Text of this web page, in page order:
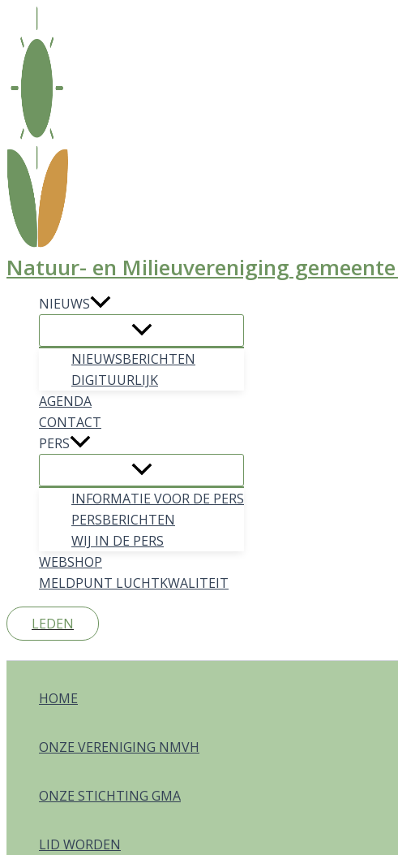
naar
inhoud
Natuur- en Milieuvereniging gemeente
NIEUWS
NIEUWSBERICHTEN
DIGITUURLIJK
AGENDA
CONTACT
PERS
INFORMATIE VOOR DE PERS
PERSBERICHTEN
WIJ IN DE PERS
WEBSHOP
MELDPUNT LUCHTKWALITEIT
LEDEN
HOME
ONZE VERENIGING NMVH
ONZE STICHTING GMA
LID WORDEN